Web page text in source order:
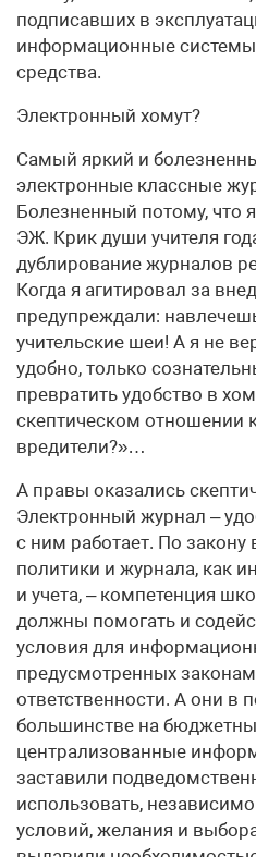
подписавших в
информационные
средства.
Электронный хомут?
Самый яркий и
электронные классные
Болезненный потому, что
ЭЖ. Крик души учителя
дублирование журналов
Когда я агитировал за
предупреждали:
учительские шеи! А я не
удобно, только
превратить удобство в
скептическом отношении
вредители?»…
А правы оказались
Электронный журнал –
с ним работает. По
политики и журнала, как
и учета, – компетенция
должны помогать и
условия для
предусмотренных
ответственности. А они в
большинстве на
централизованные
заставили
использовать,
условий, желания и